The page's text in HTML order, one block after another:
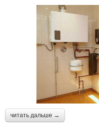
читать дальше →